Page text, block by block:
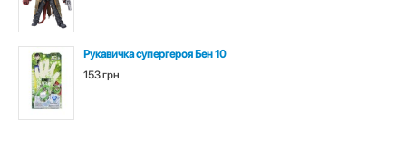
Рукавичка супергероя Бен 10
153 грн